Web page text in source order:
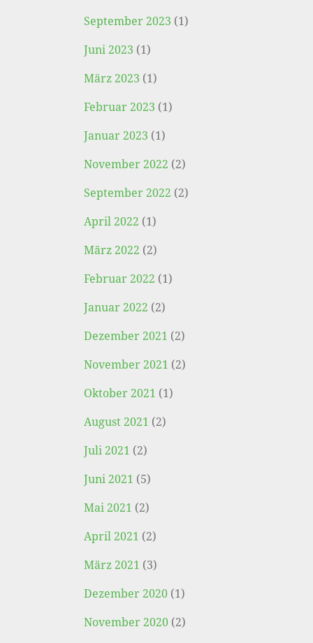
September 2023 (1)
Juni 2023 (1)
März 2023 (1)
Februar 2023 (1)
Januar 2023 (1)
November 2022 (2)
September 2022 (2)
April 2022 (1)
März 2022 (2)
Februar 2022 (1)
Januar 2022 (2)
Dezember 2021 (2)
November 2021 (2)
Oktober 2021 (1)
August 2021 (2)
Juli 2021 (2)
Juni 2021 (5)
Mai 2021 (2)
April 2021 (2)
März 2021 (3)
Dezember 2020 (1)
November 2020 (2)